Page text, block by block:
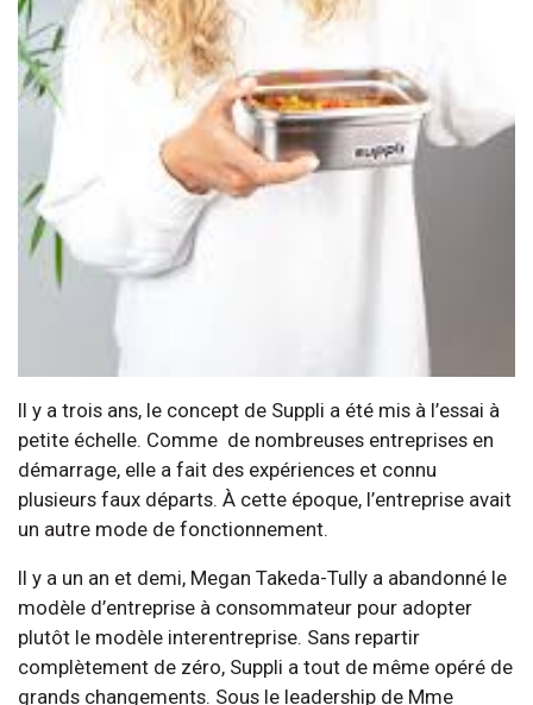
Il y a trois ans, le concept de Suppli a été mis à l’essai à
petite échelle. Comme de nombreuses entreprises en
démarrage, elle a fait des expériences et connu
plusieurs faux départs. À cette époque, l’entreprise avait
un autre mode de fonctionnement.
Il y a un an et demi, Megan Takeda-Tully a abandonné le
modèle d’entreprise à consommateur pour adopter
plutôt le modèle interentreprise. Sans repartir
complètement de zéro, Suppli a tout de même opéré de
grands changements. Sous le leadership de Mme